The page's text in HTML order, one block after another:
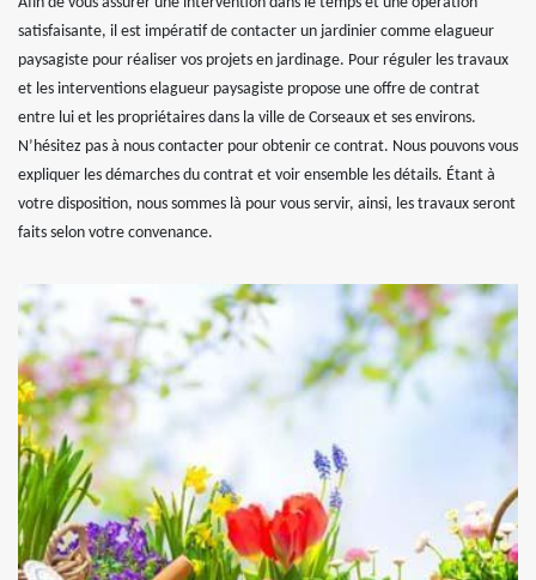
satisfaisante, il est impératif de contacter un jardinier comme elagueur
paysagiste pour réaliser vos projets en jardinage. Pour réguler les travaux
et les interventions elagueur paysagiste propose une offre de contrat
entre lui et les propriétaires dans la ville de Corseaux et ses environs.
N’hésitez pas à nous contacter pour obtenir ce contrat. Nous pouvons vous
expliquer les démarches du contrat et voir ensemble les détails. Étant à
votre disposition, nous sommes là pour vous servir, ainsi, les travaux seront
faits selon votre convenance.